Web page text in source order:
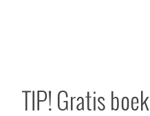
TIP! Gratis